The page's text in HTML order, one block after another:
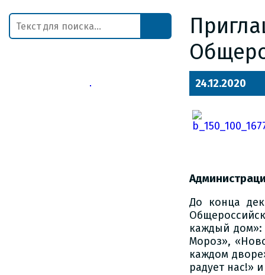
24.12.2020
До конца
каждый дом»:
Мороз»,
каждом
радует нас!»